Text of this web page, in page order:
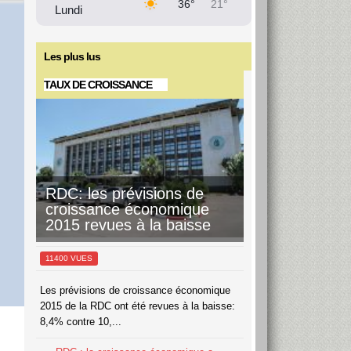
Lundi 36° 21°
11 août
Mardi
12 août
Mercredi
Jeudi 36° 21°
14 août
Vendredi 37° 23°
Les plus lus
TAUX DE CROISSANCE
RDC: les prévisions de
croissance économique
2015 revues à la baisse
11400 VUES
Les prévisions de croissance économique
2015 de la RDC ont été revues à la baisse:
8,4% contre 10,...